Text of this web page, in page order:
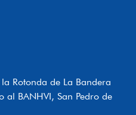
Rotonda de La Bandera
al BANHVI, San Pedro de